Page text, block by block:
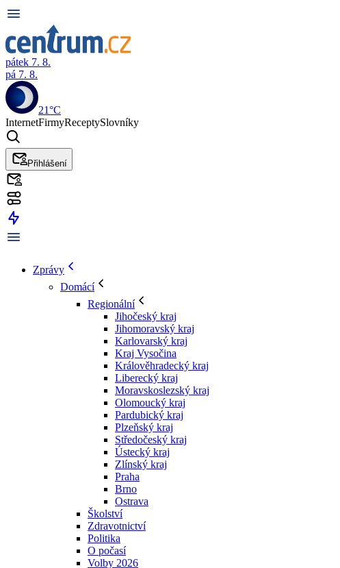
pátek 7. 8.
pá 7. 8.
21°C
InternetFirmyReceptySlovníky
Přihlášení
Zprávy
Domácí
Regionální
Jihočeský kraj
Jihomoravský kraj
Karlovarský kraj
Kraj Vysočina
Králověhradecký kraj
Liberecký kraj
Moravskoslezský kraj
Olomoucký kraj
Pardubický kraj
Plzeňský kraj
Středočeský kraj
Ústecký kraj
Zlínský kraj
Praha
Brno
Ostrava
Školství
Zdravotnictví
Politika
O počasí
Volby 2026